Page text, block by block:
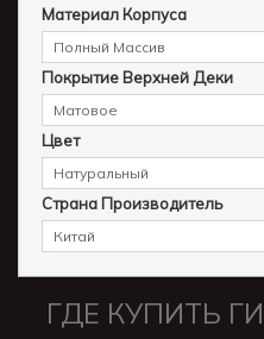
Материал Корпуса
Полный Массив
Покрытие Верхней Деки
Матовое
Цвет
Натуральный
Страна Производитель
Китай
ГДЕ КУПИТЬ